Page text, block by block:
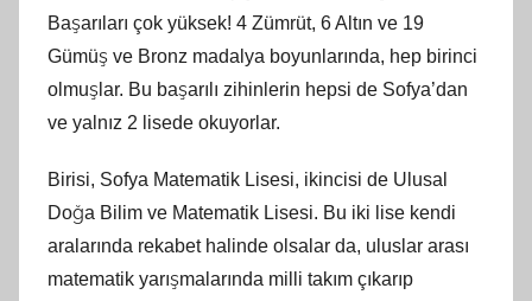
Başarıları çok yüksek! 4 Zümrüt, 6 Altın ve 19
Gümüş ve Bronz madalya boyunlarında, hep birinci
olmuşlar. Bu başarılı zihinlerin hepsi de Sofya’dan
ve yalnız 2 lisede okuyorlar.
Birisi, Sofya Matematik Lisesi, ikincisi de Ulusal
Doğa Bilim ve Matematik Lisesi. Bu iki lise kendi
aralarında rekabet halinde olsalar da, uluslar arası
matematik yarışmalarında milli takım çıkarıp